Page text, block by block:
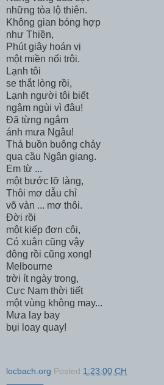
những tòa lộ thiên.
Không gian bóng hợp
như Thiền,
Phút giây hoán vị
một miền nổi trôi.
Lạnh tôi
se thắt lòng rồi,
Lạnh người tôi biết
ngậm ngùi vì đâu!
Đã từng ngắm
ánh mưa Ngâu!
Thả buồn buông chảy
qua cầu Ngân giang.
Em từ ...
một bước lỡ làng,
Thôi mơ dẫu chỉ
võ vàn ... mơ thôi.
Đời rồi
một kiếp đơn côi,
Có xuân cũng vậy
đông rồi cũng xong!
Melbourne
trời ít ngày trong,
Cực Nam thời tiết
một vùng không may...
Mưa lay bay
bụi loay quay!
locbach.org Posted 1:23:00 CH